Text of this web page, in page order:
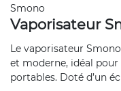
Smono
Vaporisateur
Le vaporisateur
et moderne, idéal pour
portables. Doté d’un